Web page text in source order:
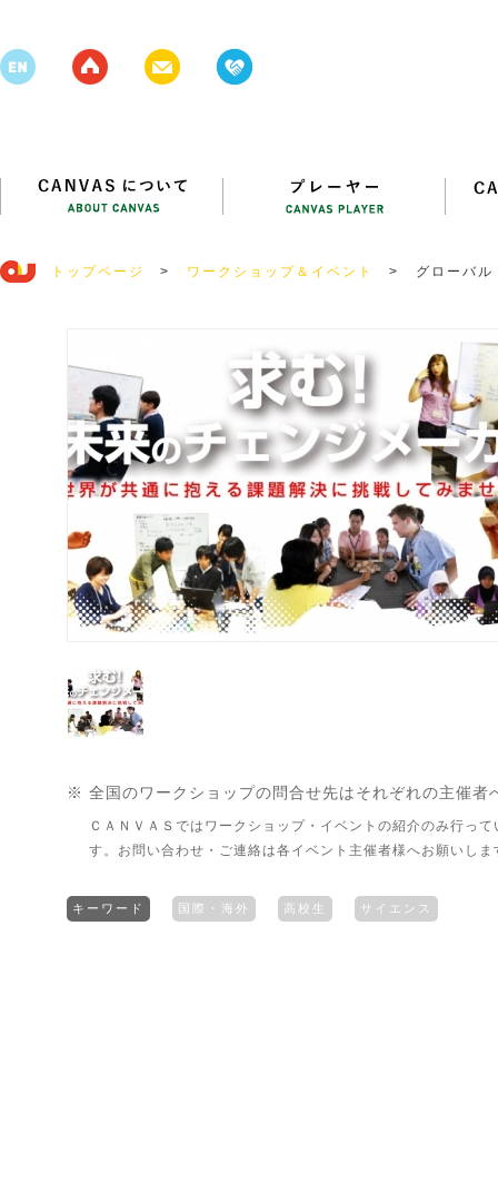
トップページ > ワークショップ＆イベント > グローバ
※ 全国のワークショップの問合せ先はそれぞれの主催者
ＣＡＮＶＡＳではワークショップ・イベントの紹介のみ行って
す。お問い合わせ・ご連絡は各イベント主催者様へお願いしま
キーワード 国際・海外 高校生 サイエンス